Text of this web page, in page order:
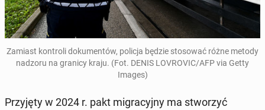
Zamiast kon­tro­li do­ku­men­tów, policja będzie sto­so­wać różne metody
nadzoru na granicy kraju. (Fot. DENIS LO­VRO­VIC/AFP via Getty
Images)
Przy­ję­ty w 2024 r. pakt mi­gra­cyj­ny ma stwo­rzyć